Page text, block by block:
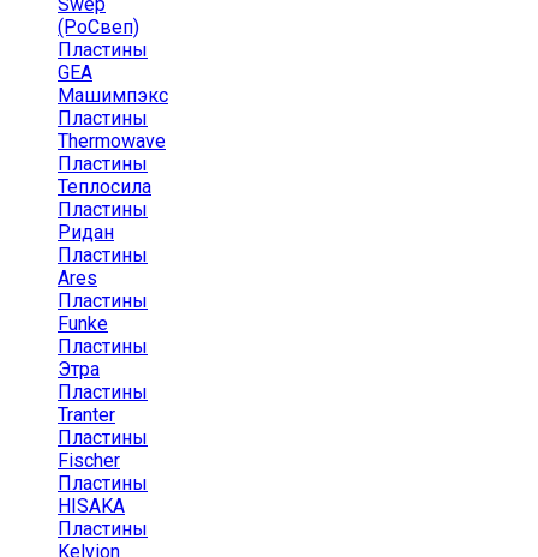
(РоСвеп)
Пластины
GEA
Машимпэкс
Пластины
Thermowave
Пластины
Теплосила
Пластины
Ридан
Пластины
Ares
Пластины
Funke
Пластины
Этра
Пластины
Tranter
Пластины
Fischer
Пластины
HISAKA
Пластины
Kelvion